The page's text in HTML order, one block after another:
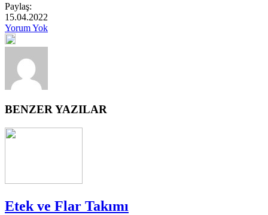
Paylaş:
15.04.2022
Yorum Yok
BENZER YAZILAR
Etek ve Flar Takımı